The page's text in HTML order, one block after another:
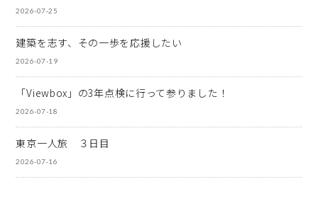
2026-07-25
建築を志す、その一歩を応援したい
2026-07-19
「Viewbox」の3年点検に行って参りました！
2026-07-18
東京一人旅 ３日目
2026-07-16